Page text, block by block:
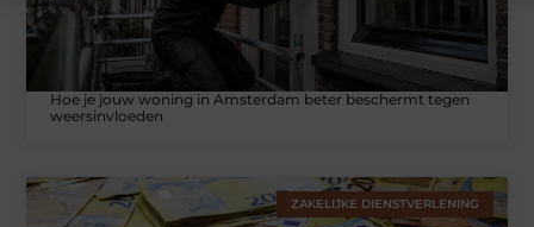
Hoe je jouw woning in Amsterdam beter beschermt tegen
weersinvloeden
ZAKELIJKE DIENSTVERLENING